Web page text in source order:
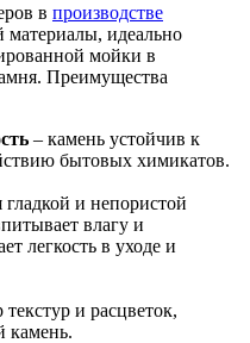
в производстве
идеально
мойки в
Преимущества
– камень устойчив к
бытовых химикатов.
гладкой и непористой
влагу и
легкость в уходе и
и расцветок,
камень.